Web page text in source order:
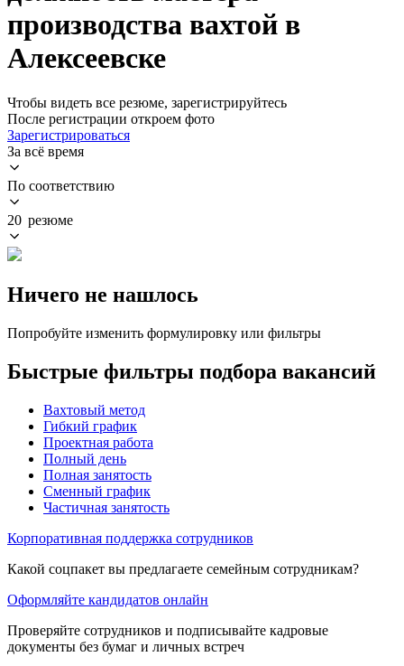
производства вахтой в
Алексеевске
Чтобы видеть все резюме, зарегистрируйтесь
После регистрации откроем фото
Зарегистрироваться
За всё время
По соответствию
20 резюме
Ничего не нашлось
Попробуйте изменить формулировку или фильтры
Быстрые фильтры подбора вакансий
Вахтовый метод
Гибкий график
Проектная работа
Полный день
Полная занятость
Сменный график
Частичная занятость
Корпоративная поддержка сотрудников
Какой соцпакет вы предлагаете семейным сотрудникам?
Оформляйте кандидатов онлайн
Проверяйте сотрудников и подписывайте кадровые
документы без бумаг и личных встреч